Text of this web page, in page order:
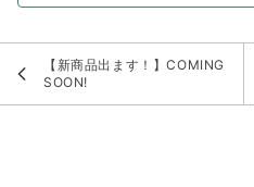
【新商品出ます！】COMING
SOON!